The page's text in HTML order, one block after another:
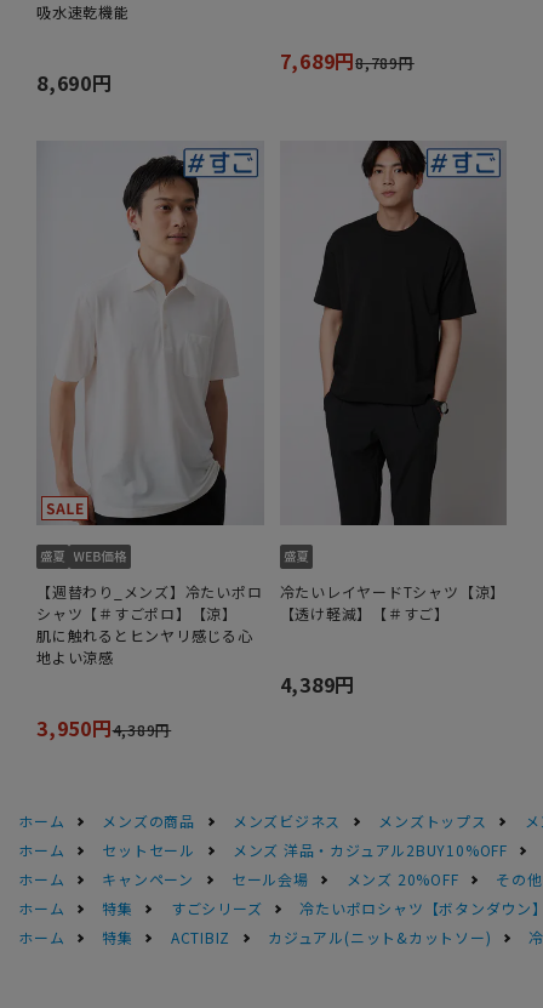
吸水速乾機能
8,690円
7,689円8,789円
【週替わり_メンズ】冷たいポロ
シャツ【＃すごポロ】【涼】
肌に触れるとヒンヤリ感じる心
地よい涼感
3,950円4,389円
冷たいレイヤードTシャツ【涼】
【透け軽減】【＃すご】
4,389円
ホーム メンズの商品 メンズビジネス メンズトップス
ホーム
セットセール
メンズ 洋品・カジュアル2BUY10%OFF
ホーム
キャンペーン セール会場 メンズ 20%OFF
その
ホーム
特集 すごシリーズ
冷たいポロシャツ【ボタンダウン
ホーム
特集 ACTIBIZ カジュアル(ニット&カットソー)